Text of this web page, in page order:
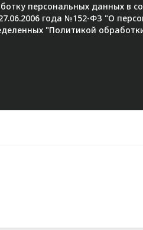
персональных данных в
года №152-ФЗ "О
"Политикой